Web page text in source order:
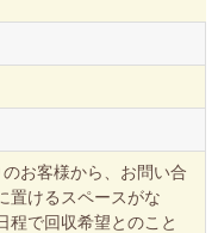
お客様から、お問い合
置けるスペースがな
程で回収希望とのこと